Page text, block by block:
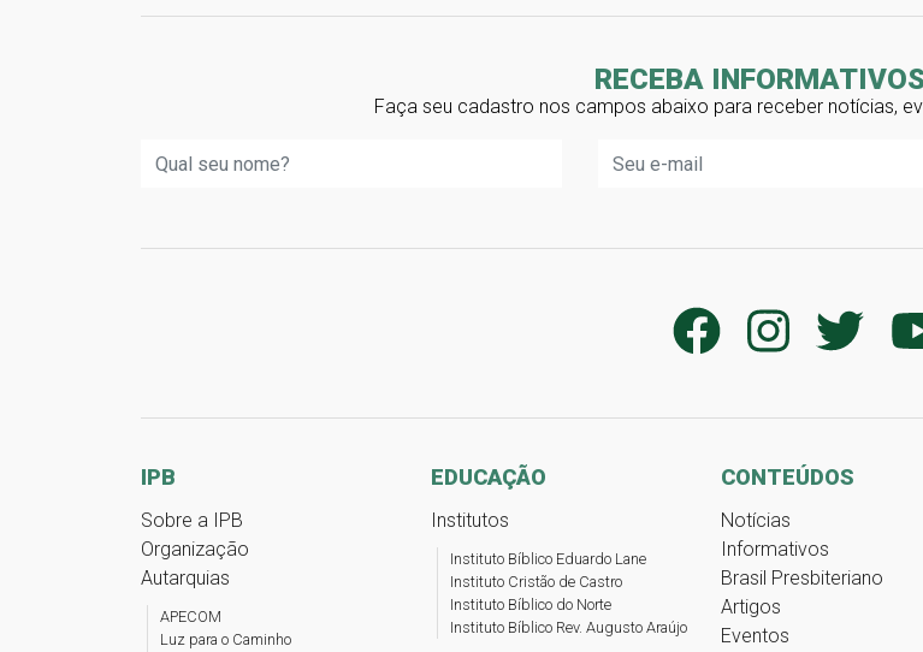
RECEBA
Faça seu cadastro nos campos abaixo para receber notícias,
IPB
Sobre a IPB
Organização
Autarquias
APECOM
Luz para o Caminho
EDUCAÇÃO
Institutos
Instituto Bíblico Eduardo Lane
Instituto Cristão de Castro
Instituto Bíblico do Norte
Instituto Bíblico Rev. Augusto Araújo
CONTEÚDOS
Notícias
Informativos
Brasil Presbiteriano
Artigos
Eventos